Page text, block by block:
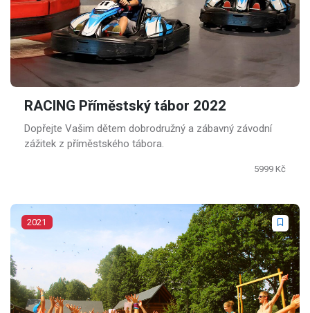
RACING Příměstský tábor 2022
Dopřejte Vašim dětem dobrodružný a zábavný závodní
zážitek z příměstského tábora.
5999 Kč
2021